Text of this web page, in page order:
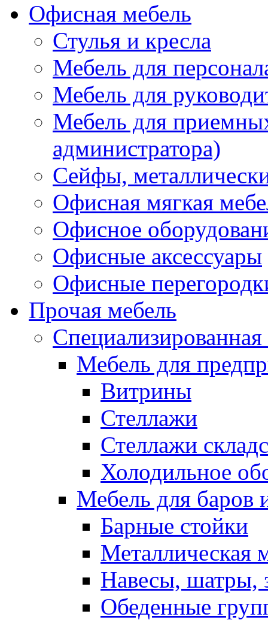
Офисная мебель
Стулья и кресла
Мебель для
Мебель для
Мебель для
администратора)
Сейфы,
Офисная мягкая
Офисное
Офисные аксессуары
Офисные
Прочая мебель
Специализированная
Мебель для
Витрины
Стеллажи
Стеллажи
Холодильное
Мебель для баров
Барные стойки
Металлическая
Навесы, шатры,
Обеденные